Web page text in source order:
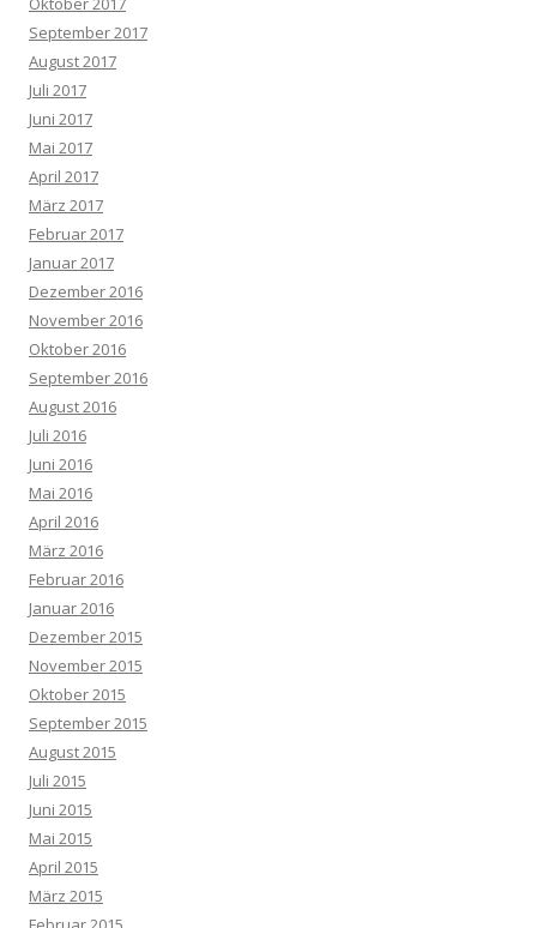
September 2017
August 2017
Juli 2017
Juni 2017
Mai 2017
April 2017
März 2017
Februar 2017
Januar 2017
Dezember 2016
November 2016
Oktober 2016
September 2016
August 2016
Juli 2016
Juni 2016
Mai 2016
April 2016
März 2016
Februar 2016
Januar 2016
Dezember 2015
November 2015
Oktober 2015
September 2015
August 2015
Juli 2015
Juni 2015
Mai 2015
April 2015
März 2015